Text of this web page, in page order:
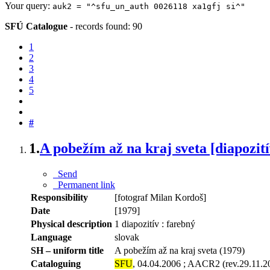
Your query: auk2 = "^sfu_un_auth 0026118 xa1gfj si^"
SFÚ Catalogue - records found: 90
1
2
3
4
5
#
1.A pobežím až na kraj sveta
Send
Permanent link
Responsibility
[fotograf Milan Kordoš]
Date
[1979]
Physical description 1 diapozitív : farebný
Language
slovak
SH – uniform title
A pobežím až na kraj sveta (1979)
Cataloguing
SFU, 04.04.2006 ; AACR2